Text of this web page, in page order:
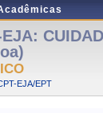
EJA/EPT